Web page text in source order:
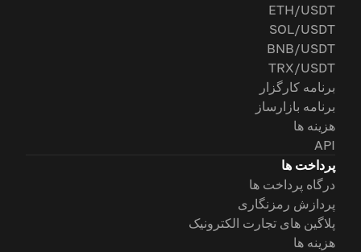
ETH/USDT
SOL/USDT
BNB/USDT
TRX/USDT
برنامه کارگزار
برنامه بازارساز
هزینه ها
API
پرداخت ها
درگاه پرداخت ها
پردازش رمزنگاری
پلاگین های تجارت الکترونیک
هزینه ها